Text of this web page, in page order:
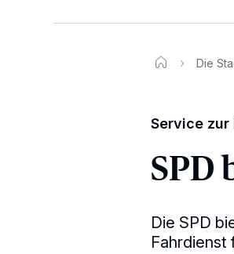
Die
Service zur
SPD
Die SPD
Fahrdienst